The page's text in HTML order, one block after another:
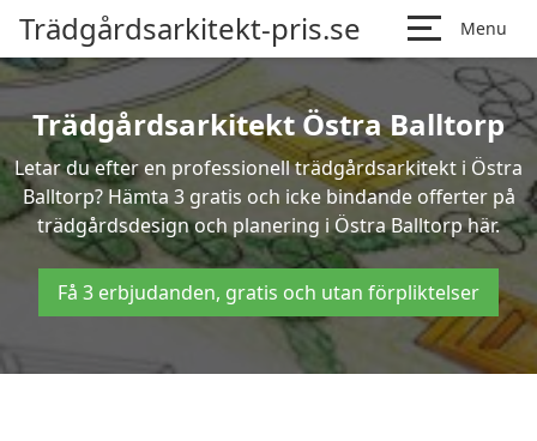
Trädgårdsarkitekt-pris.se Menu
Trädgårdsarkitekt Östra Balltorp
Letar du efter en professionell trädgårdsarkitekt i Östra
Balltorp? Hämta 3 gratis och icke bindande offerter på
trädgårdsdesign och planering i Östra Balltorp här.
Få 3 erbjudanden, gratis och utan förpliktelser